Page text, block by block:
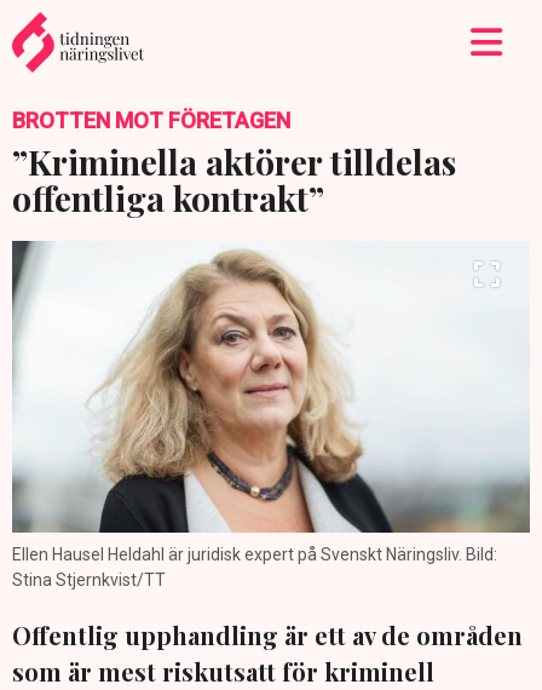
BROTTEN MOT FÖRETAGEN
”Kriminella aktörer tilldelas
offentliga kontrakt”
Ellen Hausel Heldahl är juridisk expert på Svenskt Näringsliv. Bild:
Stina Stjernkvist/TT
Offentlig upphandling är ett av de områden
som är mest riskutsatt för kriminell